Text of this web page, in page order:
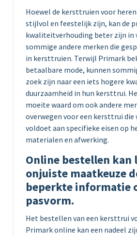
Hoewel de kersttruien voor
stijlvol en feestelijk zijn, kan de
kwaliteitverhouding beter zijn in
sommige andere merken die
in kersttruien. Terwijl Primark
betaalbare mode, kunnen
zoek zijn naar een iets hogere
duurzaamheid in hun kersttrui.
moeite waard om ook andere
overwegen voor een kersttrui
voldoet aan specifieke eisen op
materialen en afwerking.
Online bestellen kan
onjuiste maatkeuze
beperkte informatie
pasvorm.
Het bestellen van een kersttrui
Primark online kan een nadeel